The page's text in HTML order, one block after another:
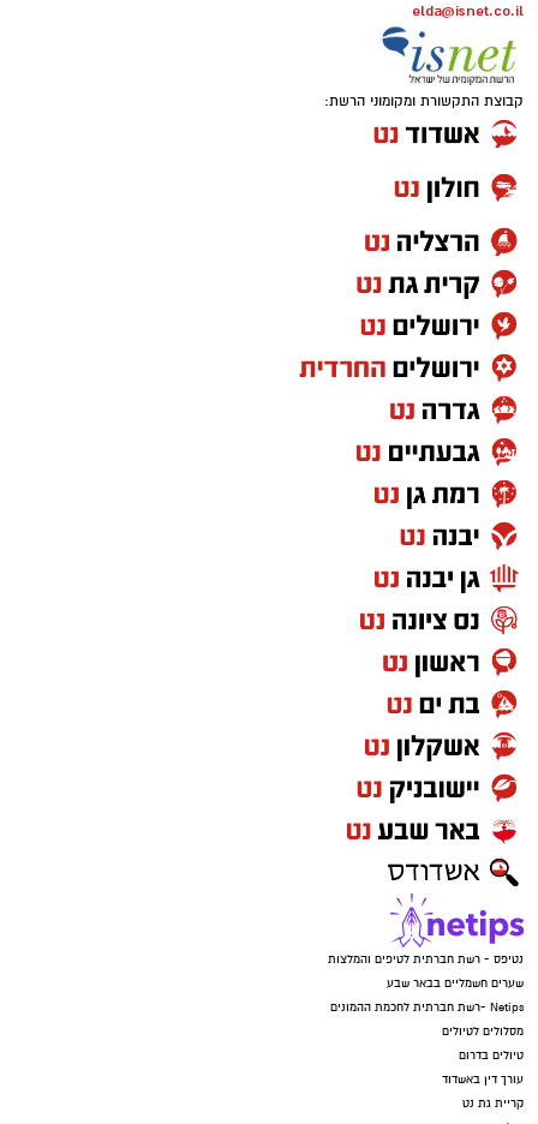
elda@isnet.co.il
קבוצת התקשורת ומקומוני הרשת:
נטיפס - רשת חברתית לטיפים והמלצות
שערים חשמליים בבאר שבע
Netips -רשת חברתית לחכמת ההמונים
מסלולים לטיולים
טיולים בדרום
עורך דין באשדוד
קריית גת נט